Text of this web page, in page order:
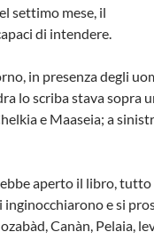
settimo mese, il
di intendere.
in presenza degli
lo scriba stava sopra
e Maaseia; a
aperto il libro,
inginocchiarono e si
Canàn, Pelaia,